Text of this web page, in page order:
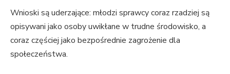
Wnioski są uderzające: młodzi sprawcy coraz rzadziej są
opisywani jako osoby uwikłane w trudne środowisko, a
coraz częściej jako bezpośrednie zagrożenie dla
społeczeństwa.